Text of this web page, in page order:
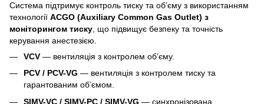
Система підтримує контроль тиску та об’єму з використанням
технології ACGO (Auxiliary Common Gas Outlet) з
моніторингом тиску , що підвищує безпеку та точність
керування анестезією.
VCV — вентиляція з контролем об’єму.
PCV / PCV-VG — вентиляція з контролем тиску та
гарантованим об’ємом.
SIMV-VC / SIMV-PC / SIMV-VG — синхронізована